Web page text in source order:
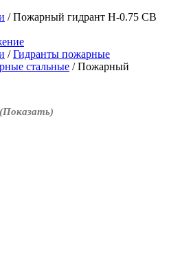
/Пожарный гидрант Н-0.75 СВ
/Гидранты пожарные
стальные / Пожарный
(Показать)